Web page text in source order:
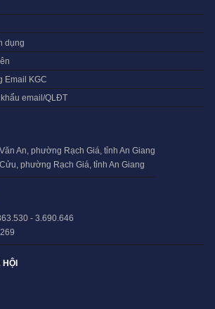
dụng
Email KGC
email/QLĐT
An, phường Rạch Giá, tỉnh An Giang
phường Rạch Giá, tỉnh An Giang
- 3.690.646